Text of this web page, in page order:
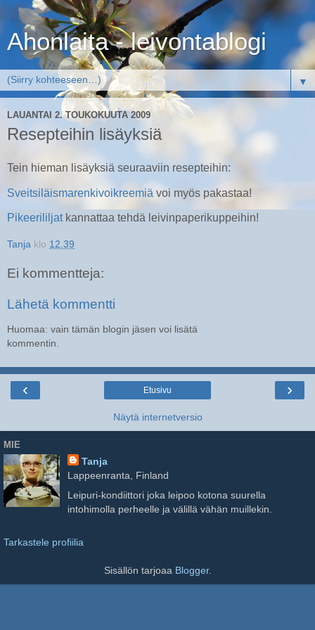
Ahonlaita - leivontablogi
▼
LAUANTAI 2. TOUKOKUUTA 2009
Resepteihin lisäyksiä
Tein hieman lisäyksiä seuraaviin resepteihin:
Sveitsiläismarenkivoikreemiä voi myös pakastaa!
Pikeerililjatkannattaa tehdä leivinpaperikuppeihin!
Tanja klo 12.39
Ei kommentteja:
Lähetä kommentti
Huomaa: vain tämän blogin jäsen voi lisätä
kommentin.
‹ ›
Etusivu
Näytä internetversio
MIE
Tanja
Lappeenranta, Finland
Leipuri-kondiittori joka leipoo kotona suurella
intohimolla perheelle ja välillä vähän muillekin.
Tarkastele profiilia
Sisällön tarjoaa Blogger.